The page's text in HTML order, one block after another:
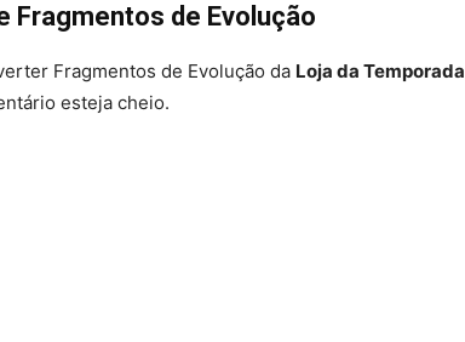
Fragmentos de Evolução
Fragmentos de Evolução da Loja da Temporada
esteja cheio.